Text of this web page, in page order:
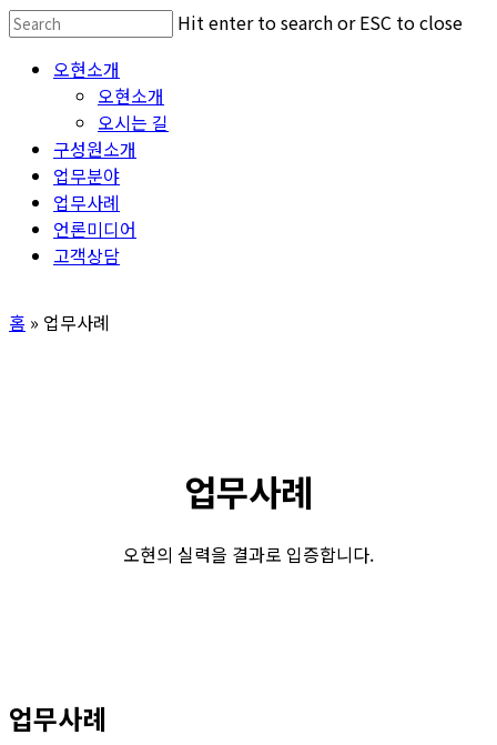
Skip
main
Hit enter to search or ESC to close
Search
Menu 오현소개
오현소개
오시는 길
구성원소개
업무분야
업무사례
언론미디어
고객상담
홈 » 업무사례
업무사례
오현의 실력을 결과로 입증합니다.
업무사례